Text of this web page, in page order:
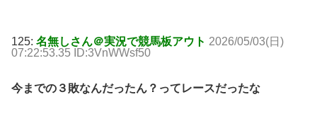
125: 名無しさん＠実況で競馬板アウト 2026/05/03(日)
07:22:53.35 ID:3VnWWsf50
今までの３敗なんだったん？ってレースだったな